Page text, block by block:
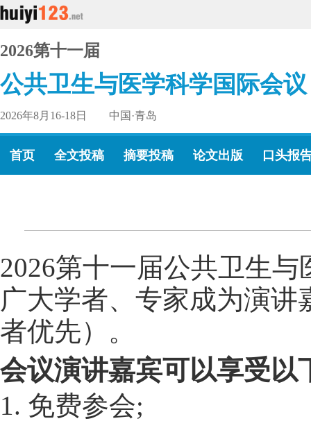
2026第十一届
公共卫生与医学科学国际会议
2026年8月16-18日 中国·青岛
首页 全文投稿 摘要投稿 论文出版 口头报
2026第十一届公共卫生
广大学者、专家成为演讲
者优先） 。
会议演讲嘉宾可以享受以
1. 免费参会;